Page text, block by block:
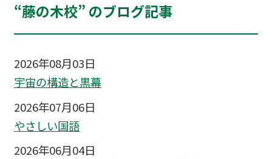
“藤の木校” のブログ記事
2026年08月03日
宇宙の構造と黒幕
2026年07月06日
やさしい国語
2026年06月04日